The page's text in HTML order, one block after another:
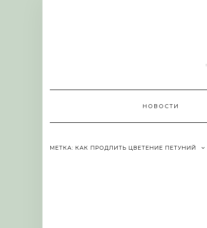
НОВОСТИ
МЕТКА: КАК ПРОДЛИТЬ ЦВЕТЕНИЕ ПЕТУНИЙ